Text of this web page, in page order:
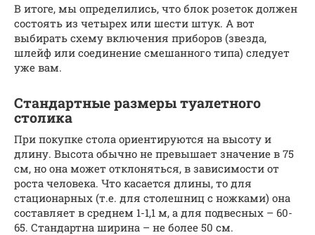
В итоге, мы определились, что блок розеток должен
состоять из четырех или шести штук. А вот
выбирать схему включения приборов (звезда,
шлейф или соединение смешанного типа) следует
уже вам.
Стандартные размеры туалетного
столика
При покупке стола ориентируются на высоту и
длину. Высота обычно не превышает значение в 75
см, но она может отклоняться, в зависимости от
роста человека. Что касается длины, то для
стационарных (т.е. для столешниц с ножками) она
составляет в среднем 1-1,1 м, а для подвесных – 60-
65. Стандартна ширина – не более 50 см.